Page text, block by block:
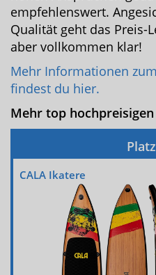
empfehlenswert.
Qualität geht das Preis-
aber vollkommen klar!
Mehr Informationen
findest du hier.
Mehr top hochpreisigen
CALA Ikatere